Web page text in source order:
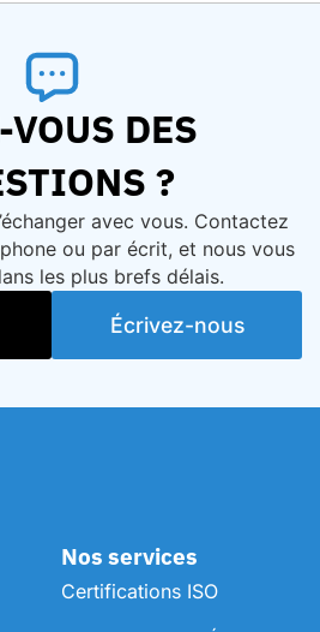
DES
?
avec vous. Contactez
ou par écrit, et nous vous
les plus brefs délais.
Écrivez-nous
Nos services
Certifications ISO